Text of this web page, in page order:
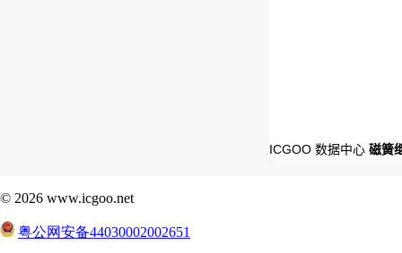
ICGOO 数据中心 磁簧